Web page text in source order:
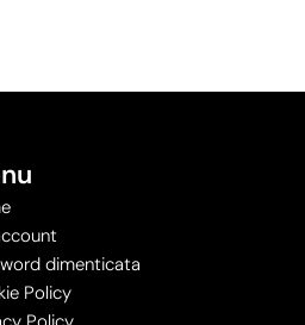
dimenticata
Policy